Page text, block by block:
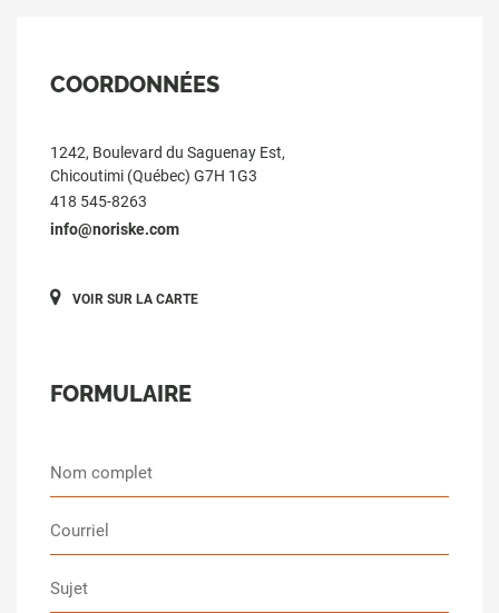
COORDONNÉES
1242, Boulevard du Saguenay Est,
Chicoutimi (Québec) G7H 1G3
418 545-8263
info@noriske.com
VOIR SUR LA CARTE
FORMULAIRE